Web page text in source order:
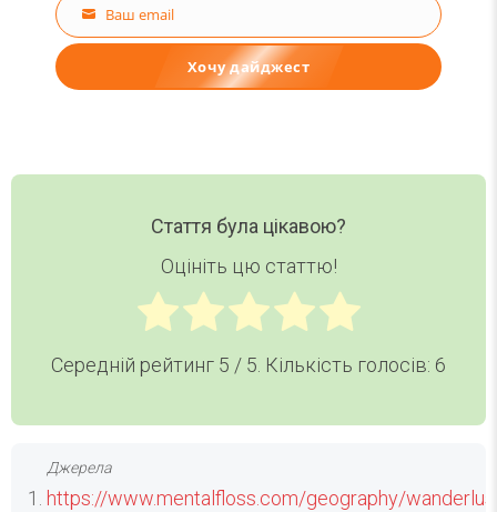
Email
Ваш email
Хочу дайджест
Стаття була цікавою?
Оцініть цю статтю!
Середній рейтинг 5 / 5. Кількість голосів: 6
https://www.mentalfloss.com/geography/